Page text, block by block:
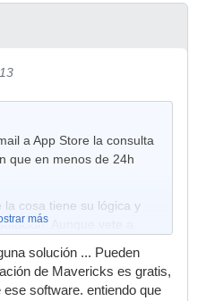
a App Store la consulta
que en menos de 24h
la cosa tiene su lógica y
Aunque vete a
más
solución ... Pueden
de Mavericks es gratis,
software. entiendo que